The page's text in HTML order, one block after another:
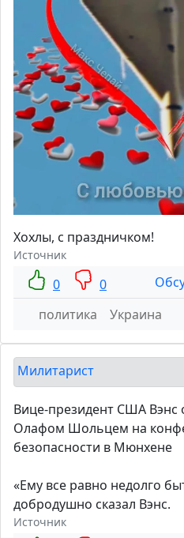
Хохлы, с праздничком!
Источник
0 0
политика
Украина
Милитарист
Вице-президент США Вэнс
Олафом Шольцем на
безопасности в Мюнхене
«Ему все равно недолго
добродушно сказал Вэнс.
Источник